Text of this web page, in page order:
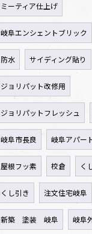
ミーティア仕上げ
岐阜エンシェントブリック
防水 サイディング貼り
ジョリパット改修用
ジョリパットフレッシュ
岐阜市長良 岐阜アパー
屋根フッ素 校倉 く
くし引き 注文住宅岐阜
新築 塗装 岐阜 岐阜